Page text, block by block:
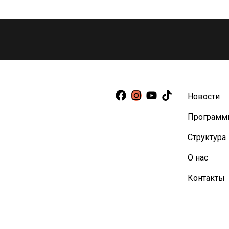
Новости
Структура
О нас
Контакты